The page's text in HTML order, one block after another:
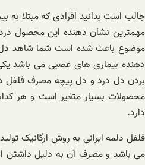
جالب است بدانید افرادی که مبتلا
مهمترین نشان دهنده این محصول
موضوع باعث شده است شما شاهد
دهنده بیماری های عصبی می باشد
بردن دل درد و دل پیچه مصرف فلفل
محصولات بسیار متغیر است و هر
دارد.
فلفل دلمه ایرانی به روش ارگانیک
می باشد و مصرف آن به دلیل داشتن